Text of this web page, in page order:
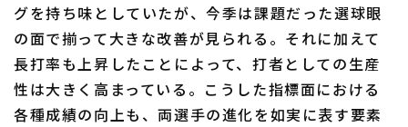
グを持ち味としていたが、今季は課題だった選球眼
の面で揃って大きな改善が見られる。それに加えて
長打率も上昇したことによって、打者としての生産
性は大きく高まっている。こうした指標面における
各種成績の向上も、両選手の進化を如実に表す要素